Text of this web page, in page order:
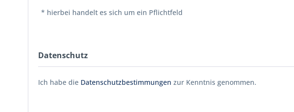
* hierbei handelt es sich um ein Pflichtfeld
Datenschutz
Ich habe die Datenschutzbestimmungen zur Kenntnis genommen.